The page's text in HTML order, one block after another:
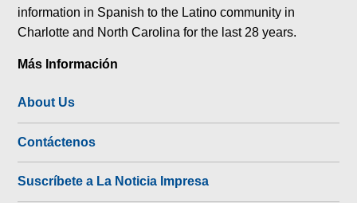
information in Spanish to the Latino community in
Charlotte and North Carolina for the last 28 years.
Más Información
About Us
Contáctenos
Suscríbete a La Noticia Impresa